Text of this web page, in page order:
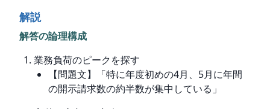
解説
解答の論理構成
業務負荷のピークを探す
【問題文】「特に年度初めの4月、5月に年間
の開示請求数の約半数が集中している」